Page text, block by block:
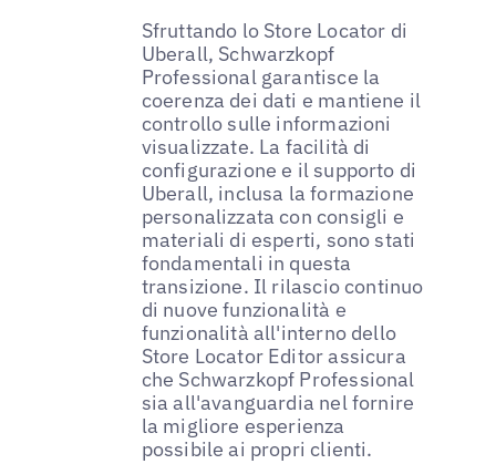
Sfruttando lo Store Locator di
Uberall, Schwarzkopf
Professional garantisce la
coerenza dei dati e mantiene il
controllo sulle informazioni
visualizzate. La facilità di
configurazione e il supporto di
Uberall, inclusa la formazione
personalizzata con consigli e
materiali di esperti, sono stati
fondamentali in questa
transizione. Il rilascio continuo
di nuove funzionalità e
funzionalità all'interno dello
Store Locator Editor assicura
che Schwarzkopf Professional
sia all'avanguardia nel fornire
la migliore esperienza
possibile ai propri clienti.